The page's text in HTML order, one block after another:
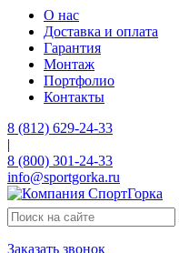
О нас
Доставка и оплата
Гарантия
Монтаж
Портфолио
Контакты
8 (812) 629-24-33
|
8 (800) 301-24-33
info@sportgorka.ru
Заказать звонок